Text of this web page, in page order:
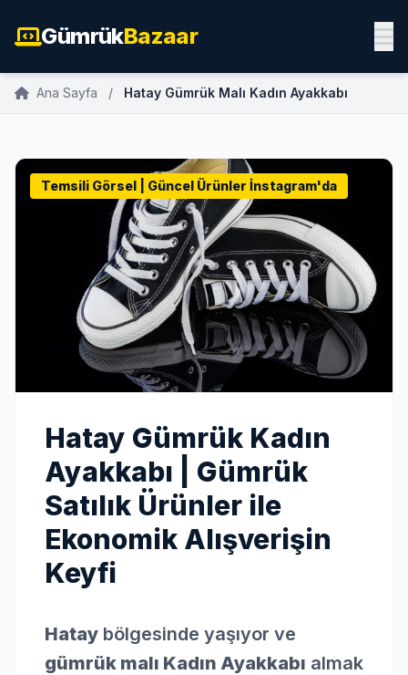
GümrükBazaar
Ana Sayfa / Hatay Gümrük Malı Kadın Ayakkabı
Temsili Görsel | Güncel Ürünler İnstagram'da
Hatay Gümrük Kadın
Ayakkabı | Gümrük
Satılık Ürünler ile
Ekonomik Alışverişin
Keyfi
Hatay bölgesinde yaşıyor ve
gümrük malı Kadın Ayakkabı almak